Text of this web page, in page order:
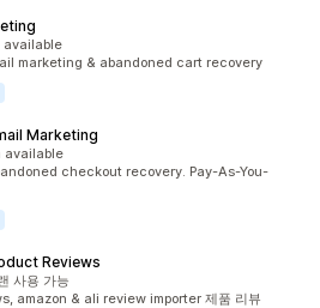
available
marketing & abandoned cart recovery
Marketing
available
checkout recovery. Pay-As-You-
Reviews
사용 가능
amazon & ali review importer 제품 리뷰